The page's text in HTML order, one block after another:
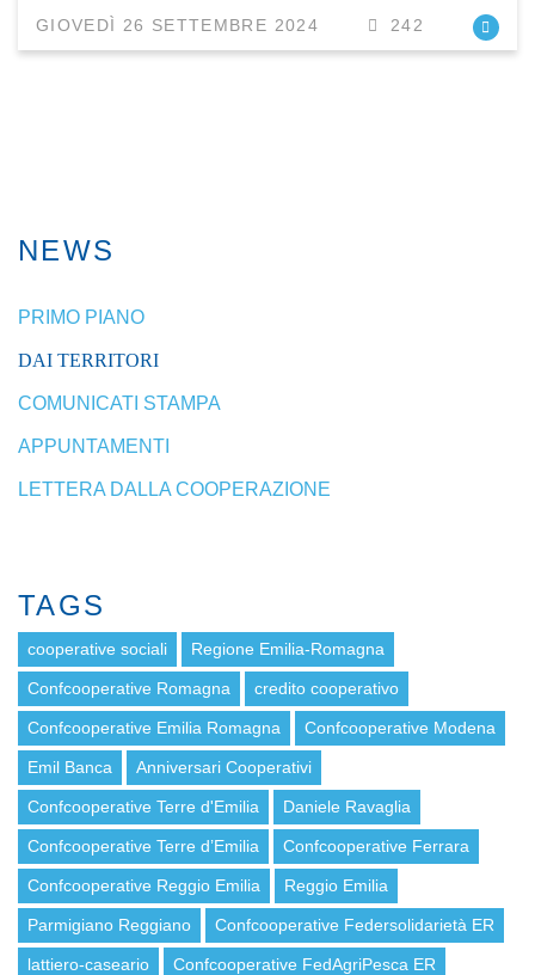
GIOVEDÌ 26 SETTEMBRE 2024 242
NEWS
PRIMO PIANO
DAI TERRITORI
COMUNICATI STAMPA
APPUNTAMENTI
LETTERA DALLA COOPERAZIONE
TAGS
cooperative sociali Regione Emilia-Romagna
Confcooperative Romagna credito cooperativo
Confcooperative Emilia Romagna Confcooperative Modena
Emil Banca Anniversari Cooperativi
Confcooperative Terre d'Emilia Daniele Ravaglia
Confcooperative Terre d’Emilia Confcooperative Ferrara
Confcooperative Reggio Emilia Reggio Emilia
Parmigiano Reggiano Confcooperative Federsolidarietà ER
lattiero-caseario Confcooperative FedAgriPesca ER